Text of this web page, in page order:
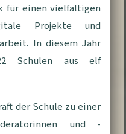
für einen vielfältigen
Projekte und
In diesem Jahr
Schulen aus elf
der Schule zu einer
und -